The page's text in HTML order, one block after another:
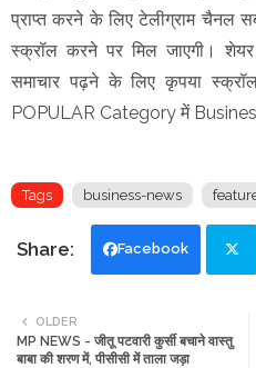
प्राप्त करने के लिए टेलीग्राम चैनल
स्क्रॉल करने पर मिल जाएगी। शेयर
समाचार पढ़ने के लिए कृपया
POPULAR Category में
Tags business-news
Facebook
tte
OLDER
MP NEWS - जीतू पटवारी कुर्सी बचाने वास्तु
बाबा की शरण में, पीसीसी में ताला जड़ा